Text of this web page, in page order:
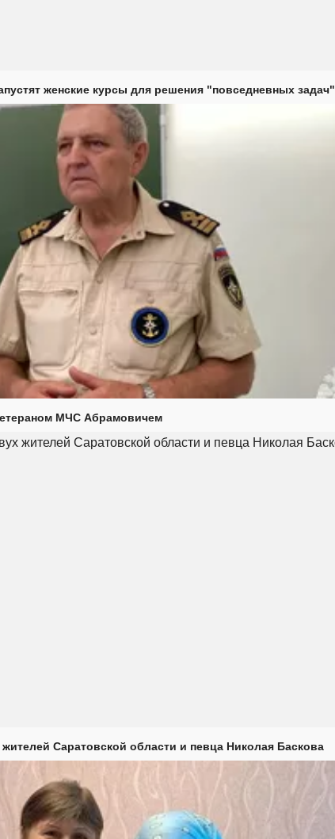
женские курсы для решения "повседневных задач"
МЧС Абрамовичем
Саратовской области и певца Николая Баскова